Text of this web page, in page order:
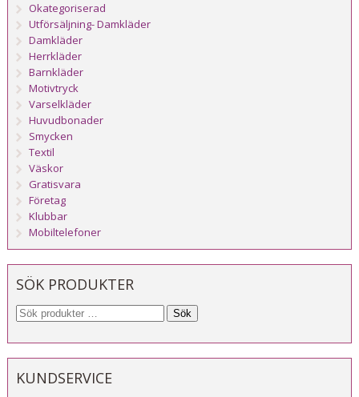
Okategoriserad
Utförsäljning- Damkläder
Damkläder
Herrkläder
Barnkläder
Motivtryck
Varselkläder
Huvudbonader
Smycken
Textil
Väskor
Gratisvara
Företag
Klubbar
Mobiltelefoner
SÖK PRODUKTER
Sök
KUNDSERVICE